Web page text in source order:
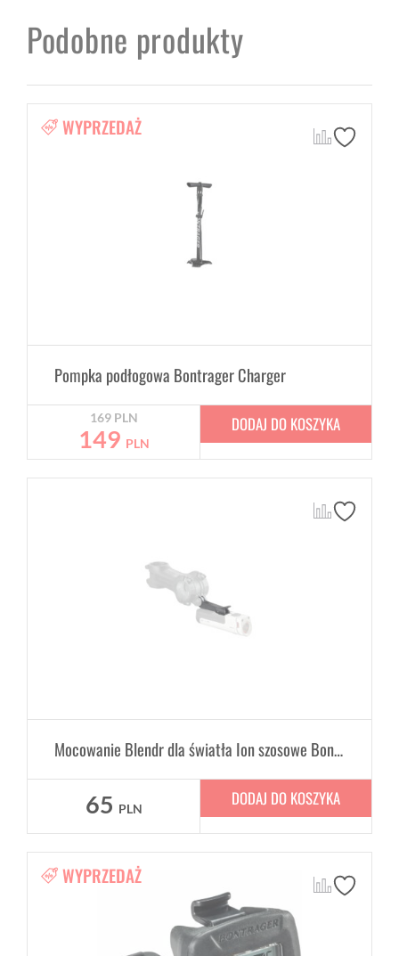
Podobne produkty
WYPRZEDAŻ
Pompka podłogowa Bontrager Charger
169 PLN
149 PLN
DODAJ DO KOSZYKA
Mocowanie Blendr dla światła Ion szosowe Bontrager
65 PLN DODAJ DO KOSZYKA
WYPRZEDAŻ